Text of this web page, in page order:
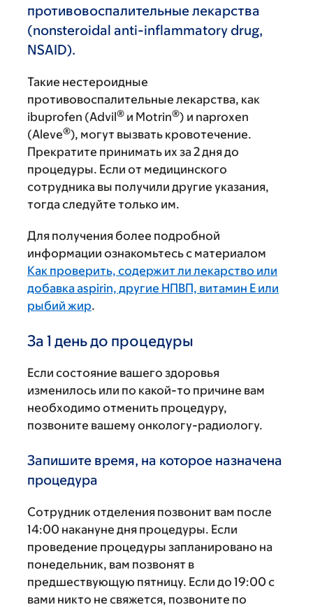
противовоспалительные лекарства
(nonsteroidal anti-inflammatory drug,
NSAID).
Такие нестероидные
противовоспалительные лекарства, как
ibuprofen (Advil® и Motrin®) и naproxen
(Aleve®), могут вызвать кровотечение.
Прекратите принимать их за 2 дня до
процедуры. Если от медицинского
сотрудника вы получили другие указания,
тогда следуйте только им.
Для получения более подробной
информации ознакомьтесь с материалом
Как проверить, содержит ли лекарство или
добавка aspirin, другие НПВП, витамин Е или
рыбий жир.
За 1 день до процедуры
Если состояние вашего здоровья
изменилось или по какой-то причине вам
необходимо отменить процедуру,
позвоните вашему онкологу-радиологу.
Запишите время, на которое назначена
процедура
Сотрудник отделения позвонит вам после
14:00 накануне дня процедуры. Если
проведение процедуры запланировано на
понедельник, вам позвонят в
предшествующую пятницу. Если до 19:00 с
вами никто не свяжется, позвоните по